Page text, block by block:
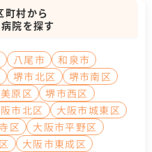
町村から
院を探す
八尾市
和泉市
堺市北区
堺市南区
原区
堺市西区
市北区
大阪市城東区
区
大阪市平野区
大阪市東成区